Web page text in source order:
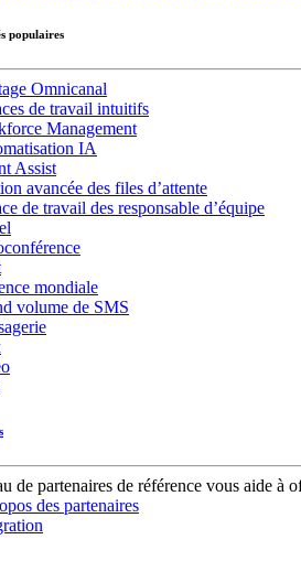
populaires
Omnicanal
de travail intuitifs
Management
IA
Assist
avancée des files d’attente
de travail des responsable d’équipe
mondiale
volume de SMS
de partenaires de référence vous aide à
des partenaires